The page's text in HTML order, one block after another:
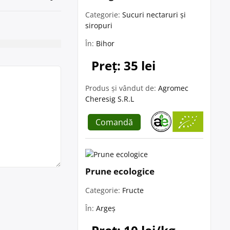
Categorie: Sucuri nectaruri și
siropuri
În: Bihor
Preț: 35 lei
Produs și vândut de: Agromec
Cheresig S.R.L
Comandă
Prune ecologice
Categorie: Fructe
În: Argeș